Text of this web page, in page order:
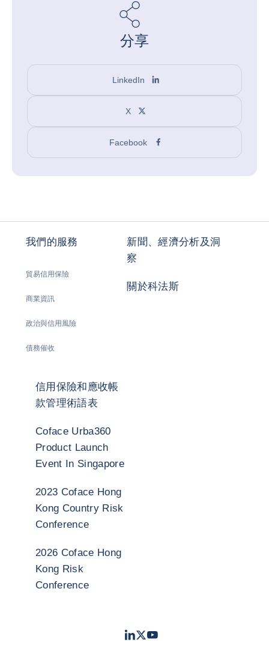
分享
LinkedIn
X
Facebook
我們的服務
貿易信用保險
商業資訊
政治與信用風險
債務催收
新聞、經濟分析及洞
察
關於科法斯
信用保險和應收帳
款管理術語表
Coface Urba360
Product Launch
Event In Singapore
2023 Coface Hong
Kong Country Risk
Conference
2026 Coface Hong
Kong Risk
Conference
LinkedIn
TwitterYoutube